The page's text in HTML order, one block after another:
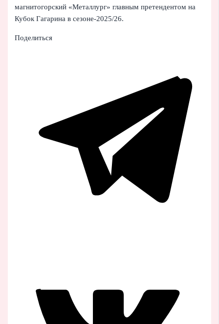
магнитогорский «Металлург» главным претендентом на
Кубок Гагарина в сезоне-2025/26.
Поделиться